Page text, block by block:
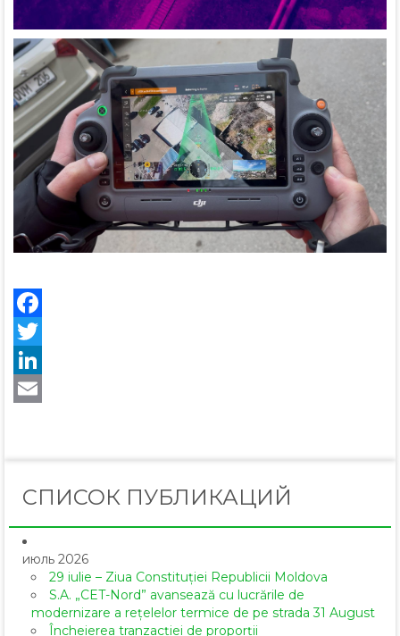
СПИСОК ПУБЛИКАЦИЙ
июль 2026
29 iulie – Ziua Constituției Republicii Moldova
S.A. „CET-Nord” avansează cu lucrările de
modernizare a rețelelor termice de pe strada 31 August
Încheierea tranzacției de proporții